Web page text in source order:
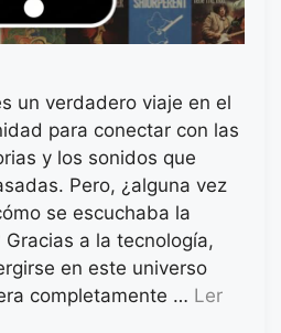
un verdadero viaje en el
para conectar con las
y los sonidos que
Pero, ¿alguna vez
se escuchaba la
a la tecnología,
en este universo
completamente … Ler